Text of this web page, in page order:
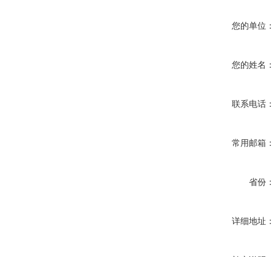
您的单位：
您的姓名：
联系电话：
常用邮箱：
省份：
详细地址：